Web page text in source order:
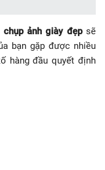
chụp ảnh giày đẹpsẽ
bạn gặp được nhiều
hàng đầu quyết định